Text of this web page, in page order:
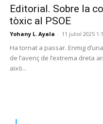
Editorial. Sobre la
tòxic al PSOE
Yohany L. Ayala - 11 juliol 2025
Ha tornat a passar. Enmig
de l’avenç de l’extrema dreta
això...